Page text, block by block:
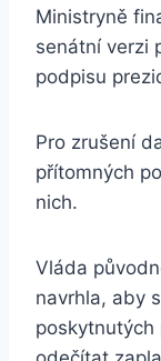
Ministryně
senátní verzi
podpisu
Pro zrušení
přítomných
nich.
Vláda
navrhla, aby
poskytnutých